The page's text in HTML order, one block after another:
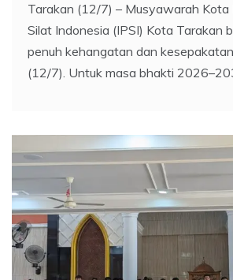
Tarakan (12/7) – Musyawarah
Silat Indonesia (IPSI) Kota Tarakan
penuh kehangatan dan
(12/7). Untuk masa bhakti